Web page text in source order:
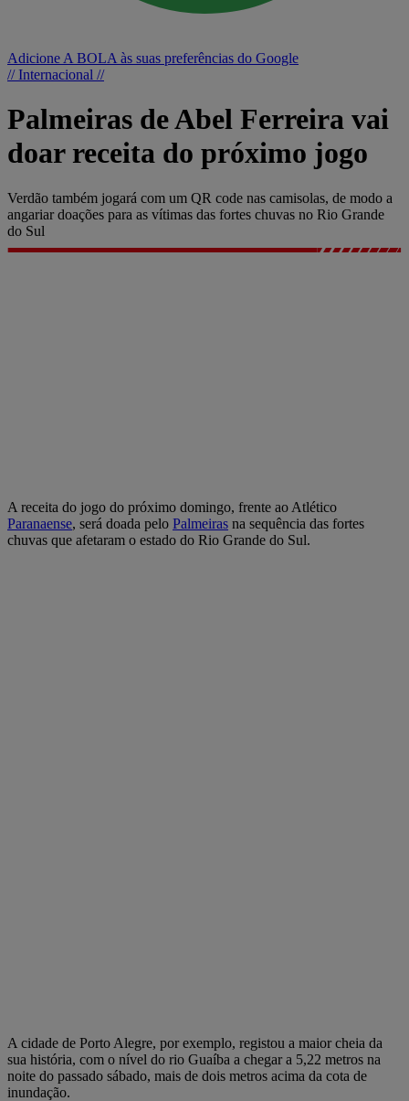
Adicione A BOLA às suas preferências do Google
// Internacional //
Palmeiras de Abel Ferreira vai
doar receita do próximo jogo
Verdão também jogará com um QR code nas camisolas, de modo a
angariar doações para as vítimas das fortes chuvas no Rio Grande
do Sul
A receita do jogo do próximo domingo, frente ao Atlético
Paranaense, será doada pelo Palmeiras na sequência das fortes
chuvas que afetaram o estado do Rio Grande do Sul.
A cidade de Porto Alegre, por exemplo, registou a maior cheia da
sua história, com o nível do rio Guaíba a chegar a 5,22 metros na
noite do passado sábado, mais de dois metros acima da cota de
inundação.